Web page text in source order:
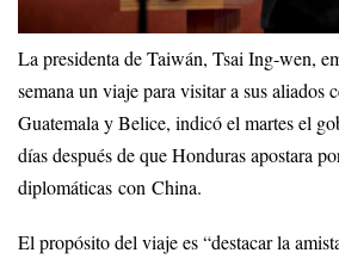
La presidenta de Taiwán, Tsai Ing-wen,
semana un viaje para visitar a sus aliados
Guatemala y Belice, indicó el martes el
días después de que Honduras apostara
diplomáticas con China.
El propósito del viaje es “destacar la